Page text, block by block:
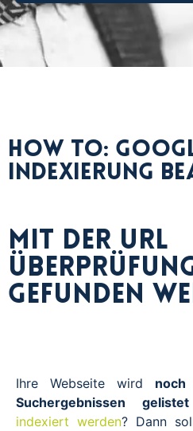
How To:
Indexierung
Mit der URL
gefunden
Ihre Webseite wird
Suchergebnissen
indexiert werden? Dann